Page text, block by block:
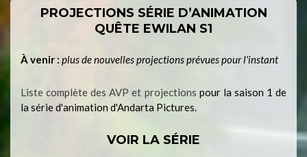
PROJECTIONS SÉRIE D’ANIMATION
QUÊTE EWILAN S1
À venir : plus de nouvelles projections prévues pour l'instant
Liste complète des AVP et projections pour la saison 1 de
la série d'animation d'Andarta Pictures.
VOIR LA SÉRIE